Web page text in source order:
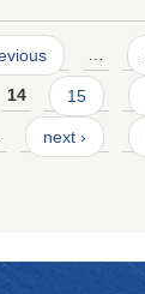
…
14 15
next ›